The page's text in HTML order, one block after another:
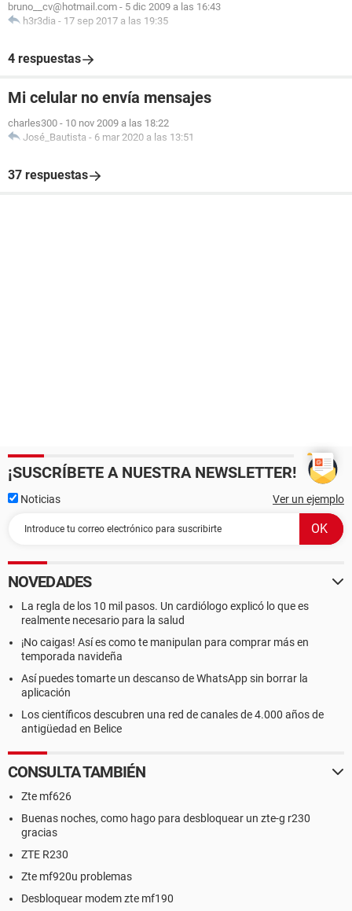
bruno__cv@hotmail.com - 5 dic 2009 a las 16:43
h3r3dia - 17 sep 2017 a las 19:35
4 respuestas
Mi celular no envía mensajes
charles300 - 10 nov 2009 a las 18:22
José_Bautista - 6 mar 2020 a las 13:51
37 respuestas
¡SUSCRÍBETE A NUESTRA NEWSLETTER!
Noticias Ver un ejemplo
NOVEDADES
La regla de los 10 mil pasos. Un cardiólogo explicó lo que es
realmente necesario para la salud
¡No caigas! Así es como te manipulan para comprar más en
temporada navideña
Así puedes tomarte un descanso de WhatsApp sin borrar la
aplicación
Los científicos descubren una red de canales de 4.000 años de
antigüedad en Belice
CONSULTA TAMBIÉN
Zte mf626
Buenas noches, como hago para desbloquear un zte-g r230
gracias
ZTE R230
Zte mf920u problemas
Desbloquear modem zte mf190